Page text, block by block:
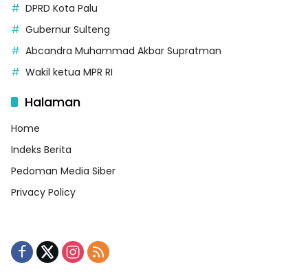
DPRD Kota Palu
Gubernur Sulteng
Abcandra Muhammad Akbar Supratman
Wakil ketua MPR RI
Halaman
Home
Indeks Berita
Pedoman Media Siber
Privacy Policy